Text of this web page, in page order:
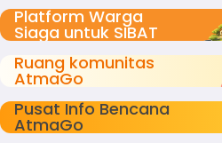
Platform Warga
Siaga untuk SIBAT
Ruang komunitas
AtmaGo
Pusat Info Bencana
AtmaGo